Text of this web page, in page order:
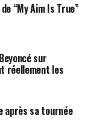
“My Aim Is True”
sur
réellement les
après sa tournée